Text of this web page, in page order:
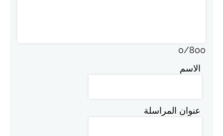
0/800
الاسم
عنوان المراسلة